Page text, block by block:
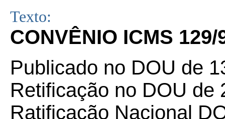
Texto:
CONVÊNIO ICMS 129/
Publicado no DOU de
Retificação no DOU de
Ratificação Nacional